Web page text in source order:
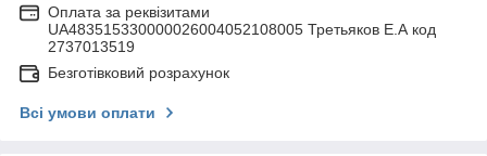
Оплата за реквізитами
UA483515330000026004052108005 Третьяков Е.А код
2737013519
Безготівковий розрахунок
Всі умови оплати